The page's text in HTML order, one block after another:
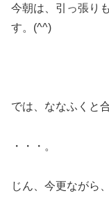
今朝は、引っ張り
す。(^^)
では、ななふくと合
・・・。
じん、今更ながら